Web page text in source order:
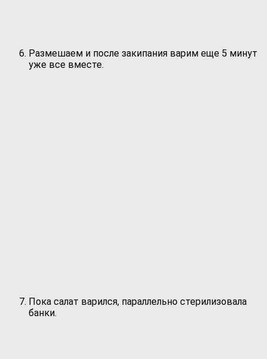
Размешаем и после закипания варим еще 5 минут
уже все вместе.
Пока салат варился, параллельно стерилизовала
банки.